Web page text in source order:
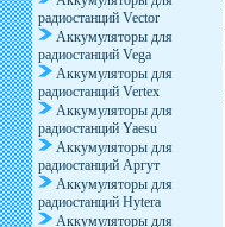
радиостанций Vector
Аккумуляторы для
радиостанций Vega
Аккумуляторы для
радиостанций Vertex
Аккумуляторы для
радиостанций Yaesu
Аккумуляторы для
радиостанций Аргут
Аккумуляторы для
радиостанций Hytera
Аккумуляторы для